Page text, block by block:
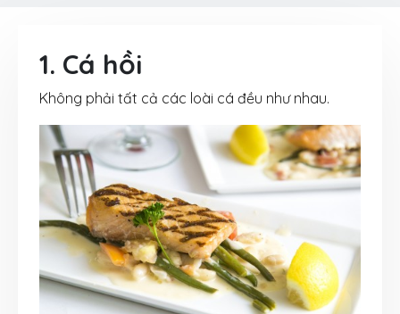
1. Cá hồi
Không phải tất cả các loài cá đều như nhau.